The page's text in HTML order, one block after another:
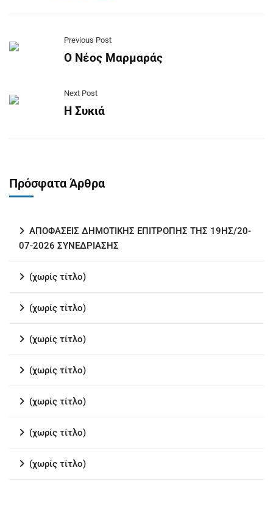
Previous Post
O Νέος Μαρμαράς
Next Post
Η Συκιά
Πρόσφατα Άρθρα
ΑΠΟΦΑΣΕΙΣ ΔΗΜΟΤΙΚΗΣ ΕΠΙΤΡΟΠΗΣ ΤΗΣ 19ΗΣ/20-
07-2026 ΣΥΝΕΔΡΙΑΣΗΣ
(χωρίς τίτλο)
(χωρίς τίτλο)
(χωρίς τίτλο)
(χωρίς τίτλο)
(χωρίς τίτλο)
(χωρίς τίτλο)
(χωρίς τίτλο)